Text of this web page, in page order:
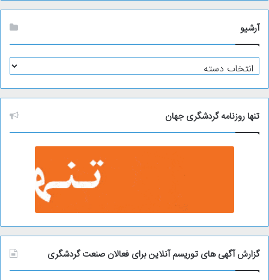
آرشیو
آ
ر
ش
ی
و
تنها روزنامه گردشگری جهان
گزارش آگهی های توریسم آنلاین برای فعالان صنعت گردشگری